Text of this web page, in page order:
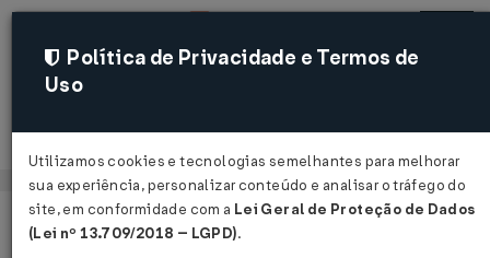
Acessar
Página Inicial Legislações
Política de Privacidade e Termos de
Uso
Utilizamos cookies e tecnologias semelhantes para melhorar
sua experiência, personalizar conteúdo e analisar o tráfego do
site, em conformidade com a Lei Geral de Proteção de Dados
(Lei nº 13.709/2018 – LGPD).